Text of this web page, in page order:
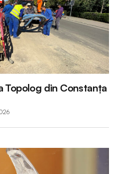
Topolog din Constanța